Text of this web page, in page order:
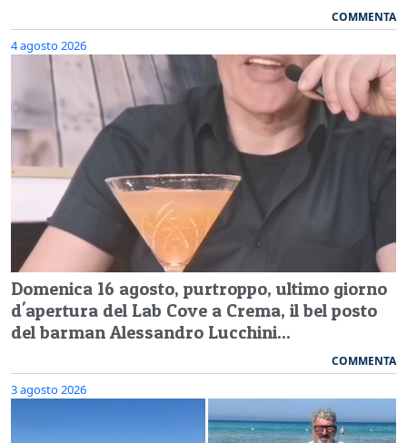
COMMENTA
4 agosto 2026
Domenica 16 agosto, purtroppo, ultimo giorno
d'apertura del Lab Cove a Crema, il bel posto
del barman Alessandro Lucchini...
COMMENTA
3 agosto 2026